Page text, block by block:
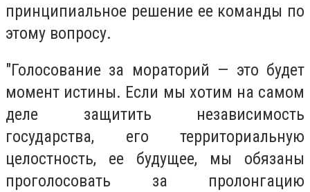
принципиальное решение ее команды по
этому вопросу.
"Голосование за мораторий — это будет
момент истины. Если мы хотим на самом
деле защитить независимость
государства, его территориальную
целостность, ее будущее, мы обязаны
проголосовать за пролонгацию